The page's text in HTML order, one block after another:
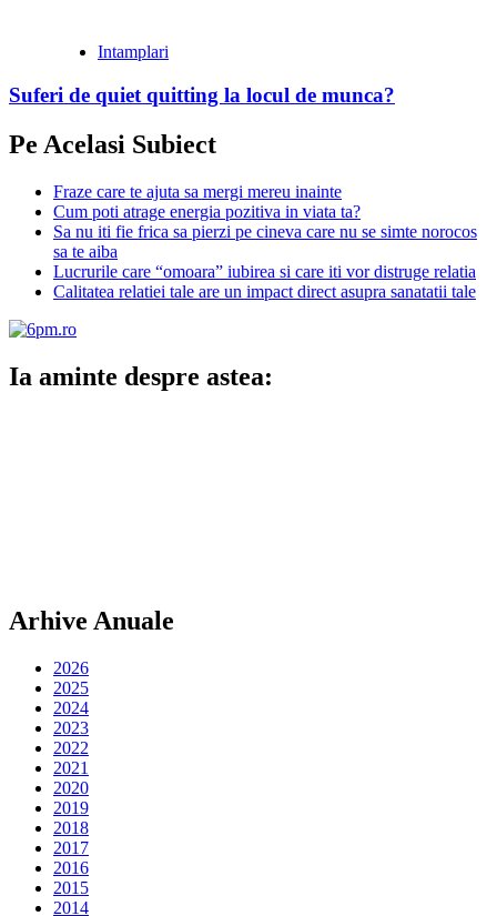
Intamplari
Suferi de quiet quitting la locul de munca?
Pe Acelasi Subiect
Fraze care te ajuta sa mergi mereu inainte
Cum poti atrage energia pozitiva in viata ta?
Sa nu iti fie frica sa pierzi pe cineva care nu se simte norocos
sa te aiba
Lucrurile care “omoara” iubirea si care iti vor distruge relatia
Calitatea relatiei tale are un impact direct asupra sanatatii tale
Ia aminte despre astea:
Arhive Anuale
2026
2025
2024
2023
2022
2021
2020
2019
2018
2017
2016
2015
2014